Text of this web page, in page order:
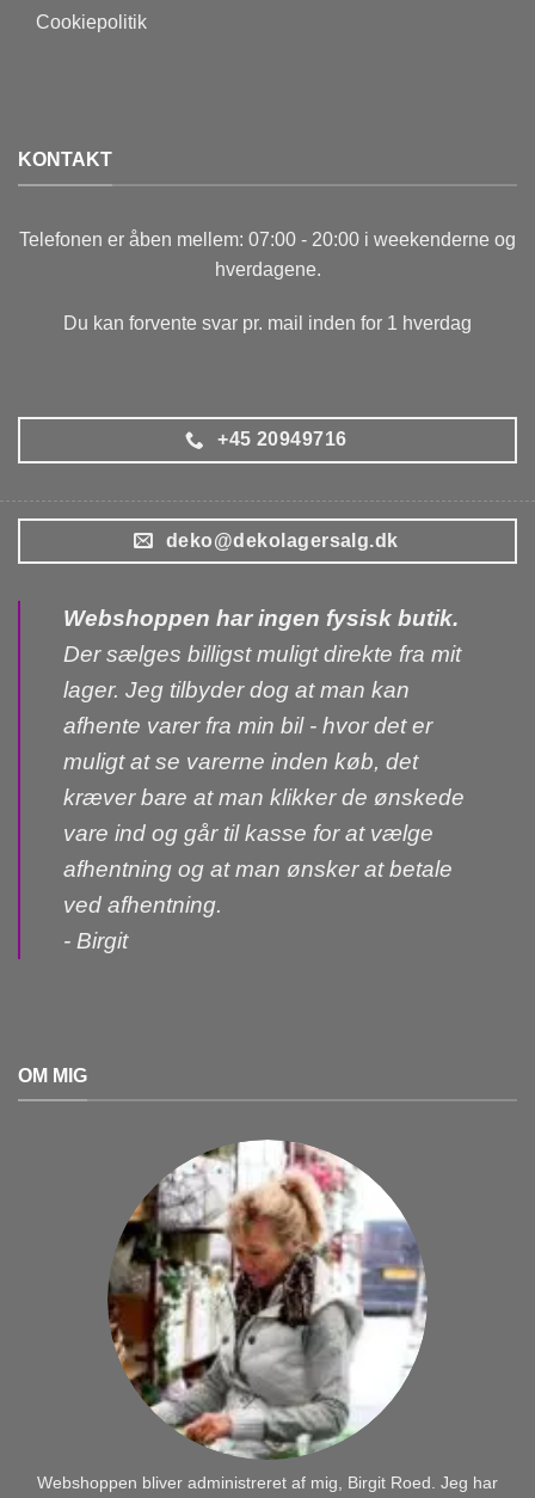
Cookiepolitik
KONTAKT
Telefonen er åben mellem: 07:00 - 20:00 i weekenderne og
hverdagene.
Du kan forvente svar pr. mail inden for 1 hverdag
+45 20949716
deko@dekolagersalg.dk
Webshoppen har ingen fysisk butik.
Der sælges billigst muligt direkte fra mit
lager. Jeg tilbyder dog at man kan
afhente varer fra min bil - hvor det er
muligt at se varerne inden køb, det
kræver bare at man klikker de ønskede
vare ind og går til kasse for at vælge
afhentning og at man ønsker at betale
ved afhentning.
- Birgit
OM MIG
Webshoppen bliver administreret af mig, Birgit Roed. Jeg har